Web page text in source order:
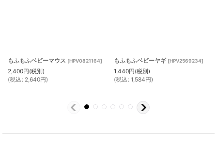
もふもふベビーマウス [HPV0821164]
2,400円(税別)
(税込 : 2,640円)
もふもふベビーヤギ [HPV2569234]
1,440円(税別)
(税込 : 1,584円)